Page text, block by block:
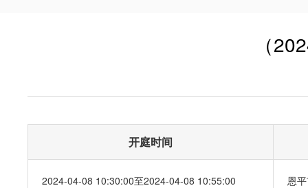
（
开庭时间
2024-04-08 10:30:00至2024-04-08 10:55:00 恩